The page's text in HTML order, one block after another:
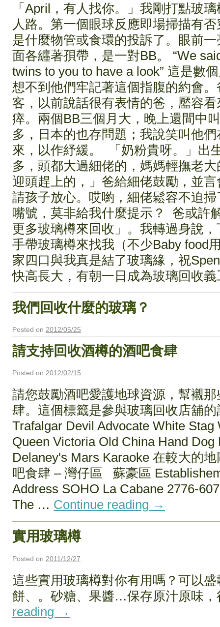
「April，有人找你。」我剛打點玻
人路。第一個眼球反應即場掃描有
是什麼物管或食環的投訴了。眼前
面各纒著孭帶，是一對BB。 “We
twins to you to have a look” 這是數
想不到他們牢記著這個指腹的約會
客，以前說話很有表情的爸，靨容
瘁。兩個BB三個月大，晚上還間中
多，日本的也存問題；我說笑叫他
來，以作紓緩。 「奶粉貴呀。」出
多，頭都大過細佬的，媽媽輕撫老
迎頭趕上的，」爸給細佬鼓勵，並
請孩子放心。哎喲，細佬鬆容不迫
嘴號，莫非給我什麼提示？ 爸或許
更多玻璃樽來回收」。我轉過身說
手帶玻璃樽來找我（不少Baby food
家四口與我真是結了玻璃緣，祝
快高長大，有朝一日成為玻璃回收義
我們回收什麼的玻璃？
Posted on 2012/05/25
請支持回收酒樽的酒吧食肆
Posted on 2012/02/15
請您鼓勵酒吧愛護地球資源，幫襯
肆。這個標籤是參與玻璃回收店舖
Trafalgar Devil Advocate White Stag
Queen Victoria Old China Hand Dog
Delaney's Mars Karaoke 在較大的
吧食肆 – 灣仔區 蘇豪區
Address SOHO La Cabane 2776-
The … Continue reading →
實用玻璃樽
Posted on 2011/12/27
這些實用玻璃樽對你有用嗎？可以
餅、。砂糖、果醬…保存原汁原味
reading →